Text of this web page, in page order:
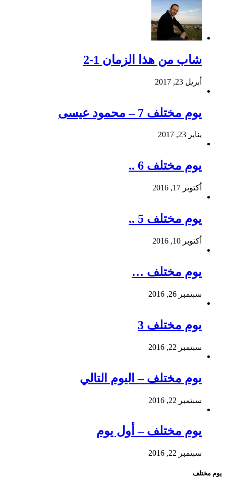
شاب من هذا الزمان 1-2
أبريل 23, 2017
يوم مختلف 7 – محمود عيسى
يناير 23, 2017
يوم مختلف 6 ..
أكتوبر 17, 2016
يوم مختلف 5 ..
أكتوبر 10, 2016
يوم مختلف …
سبتمبر 26, 2016
يوم مختلف 3
سبتمبر 22, 2016
يوم مختلف – اليوم التالي
سبتمبر 22, 2016
يوم مختلف – أول يوم
سبتمبر 22, 2016
يوم مختلف